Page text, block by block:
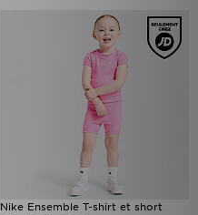
Nike Ensemble T-shirt et short